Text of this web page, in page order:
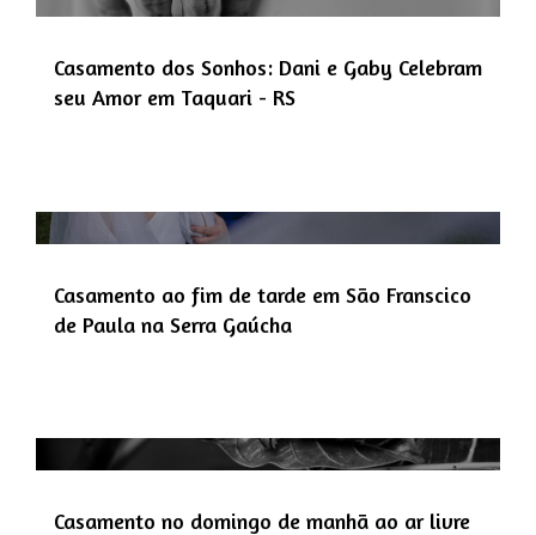
Casamento dos Sonhos: Dani e Gaby Celebram
seu Amor em Taquari - RS
Casamento ao fim de tarde em São Franscico
de Paula na Serra Gaúcha
Casamento no domingo de manhã ao ar livre